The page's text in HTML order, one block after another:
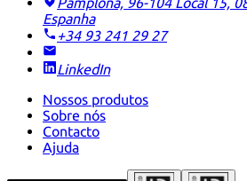
Espanha
+34 93 241 29 27
LinkedIn
Nossos produtos
Sobre nós
Contacto
Ajuda